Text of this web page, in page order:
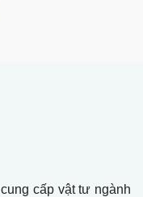
cấp vật tư ngành